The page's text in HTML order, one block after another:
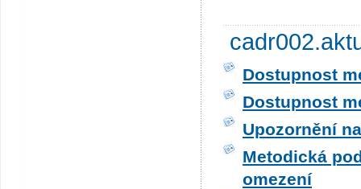
Dostupnost
Dostupnost
Upozornění
Metodická
omezení